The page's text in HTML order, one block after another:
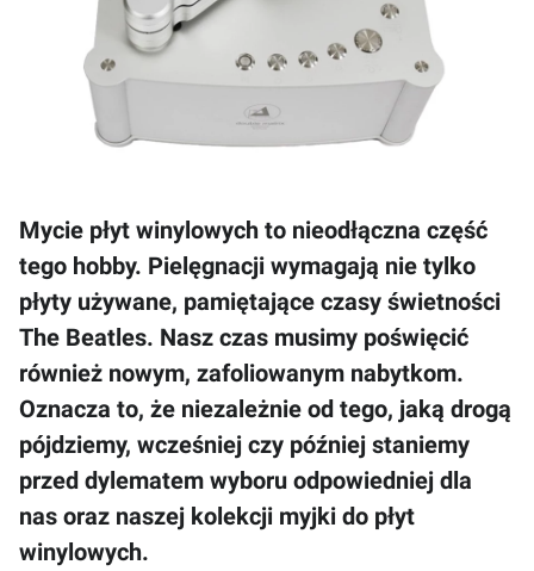
Mycie płyt winylowych to nieodłączna część
tego hobby. Pielęgnacji wymagają nie tylko
płyty używane, pamiętające czasy świetności
The Beatles. Nasz czas musimy poświęcić
również nowym, zafoliowanym nabytkom.
Oznacza to, że niezależnie od tego, jaką drogą
pójdziemy, wcześniej czy później staniemy
przed dylematem wyboru odpowiedniej dla
nas oraz naszej kolekcji myjki do płyt
winylowych.